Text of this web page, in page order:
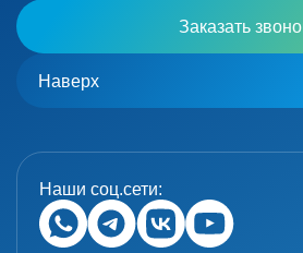
Заказать
Наверх
Наши соц.сети: